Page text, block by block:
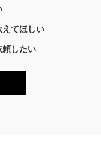
えてほしい
頼したい